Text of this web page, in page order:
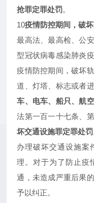
抢罪定罪处罚。
10疫情防控期间，破
最高法、最高检、公
型冠状病毒感染肺炎
疫情防控期间，破坏
道、灯塔、标志或者
车、电车、船只、航
法第一百一十七条、
坏交通设施罪定罪处罚
办理破坏交通设施案
理。对于为了防止疫
通，未造成严重后果
予以纠正。